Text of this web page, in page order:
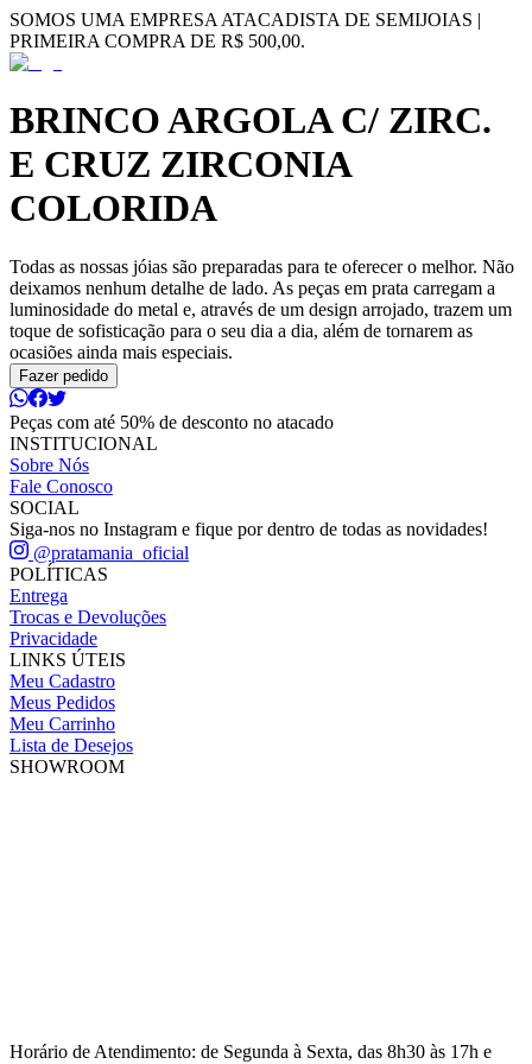
SOMOS UMA EMPRESA ATACADISTA DE SEMIJOIAS |
PRIMEIRA COMPRA DE R$ 500,00.
BRINCO ARGOLA C/ ZIRC.
E CRUZ ZIRCONIA
COLORIDA
Todas as nossas jóias são preparadas para te oferecer o melhor. Não
deixamos nenhum detalhe de lado. As peças em prata carregam a
luminosidade do metal e, através de um design arrojado, trazem um
toque de sofisticação para o seu dia a dia, além de tornarem as
ocasiões ainda mais especiais.
Fazer pedido
Peças com até 50% de desconto no atacado
INSTITUCIONAL
Sobre Nós
Fale Conosco
SOCIAL
Siga-nos no Instagram e fique por dentro de todas as novidades!
@pratamania_oficial
POLÍTICAS
Entrega
Trocas e Devoluções
Privacidade
LINKS ÚTEIS
Meu Cadastro
Meus Pedidos
Meu Carrinho
Lista de Desejos
SHOWROOM
Horário de Atendimento: de Segunda à Sexta, das 8h30 às 17h e